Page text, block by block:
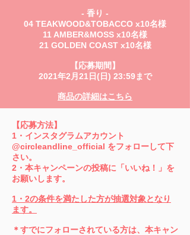
- 香り -
04 TEAKWOOD&TOBACCO x10名様
11 AMBER&MOSS x10名様
21 GOLDEN COAST x10名様
【応募期間】
2021年2月21日(日) 23:59まで
商品の詳細はこちら
【​応募方法】
​1・インスタグラムアカウント
@circleandline_official をフォローして下
さい。
2・本キャンペーンの投稿に「いいね！」を
お願いします。
1・2の条件を満たした方が抽選対象となり
ます。
＊すでにフォローされている方は、本キャン